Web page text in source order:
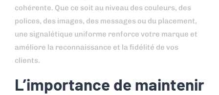
cohérente. Que ce soit au niveau des couleurs, des
polices, des images, des messages ou du placement,
une signalétique uniforme renforce votre marque et
améliore la reconnaissance et la fidélité de vos
clients.
L’importance de maintenir